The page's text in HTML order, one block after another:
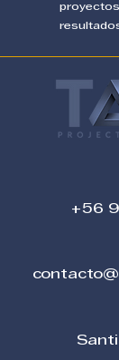
+56